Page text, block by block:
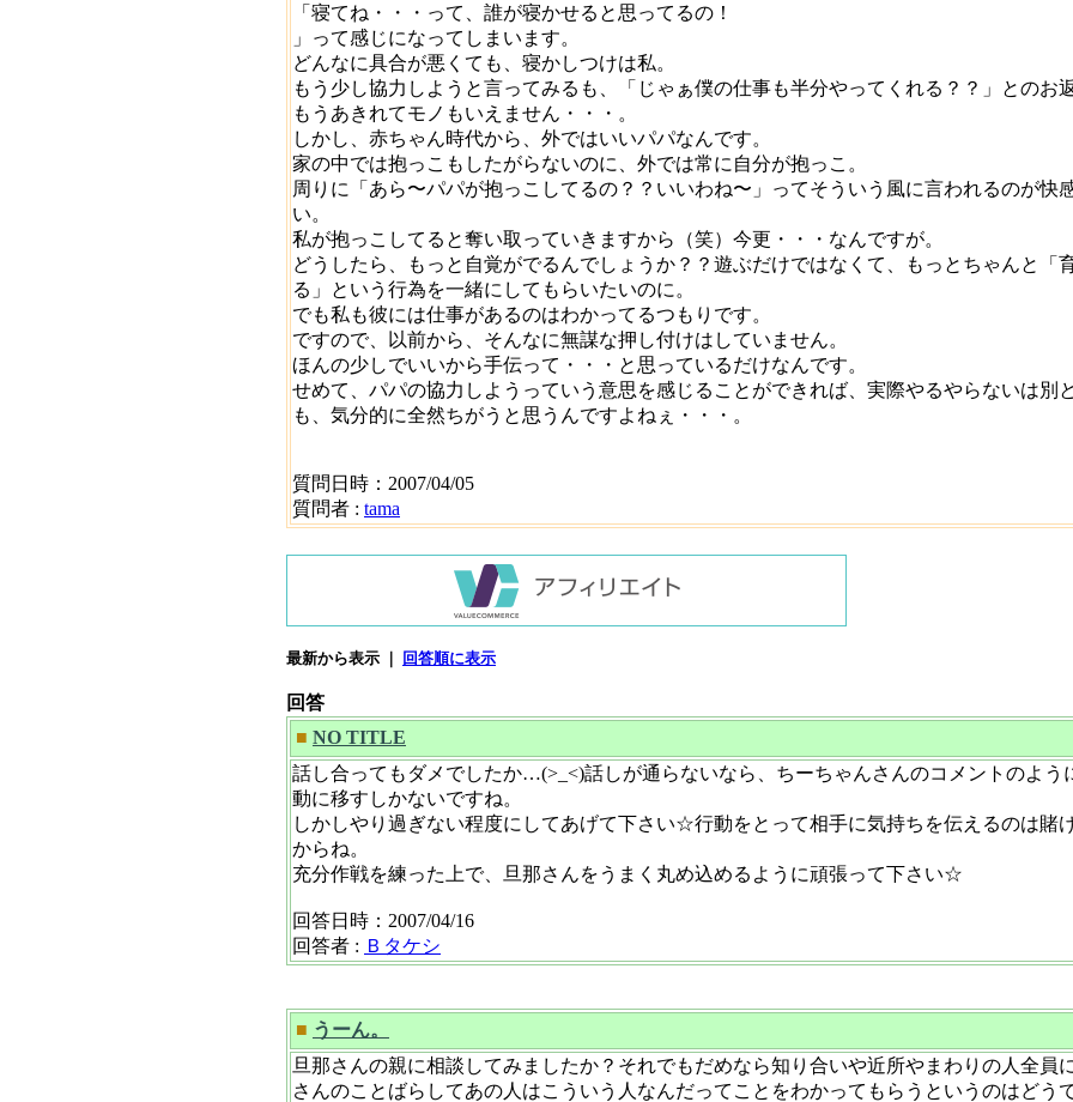
「寝てね・・・って、誰が寝かせると思ってるの！
」って感じになってしまいます。
どんなに具合が悪くても、寝かしつけは私。
もう少し協力しようと言ってみるも、「じゃぁ僕の仕事も半分やってくれる？？」とのお返
もうあきれてモノもいえません・・・。
しかし、赤ちゃん時代から、外ではいいパパなんです。
家の中では抱っこもしたがらないのに、外では常に自分が抱っこ。
周りに「あら〜パパが抱っこしてるの？？いいわね〜」ってそういう風に言われるのが快
い。
私が抱っこしてると奪い取っていきますから（笑）今更・・・なんですが。
どうしたら、もっと自覚がでるんでしょうか？？遊ぶだけではなくて、もっとちゃんと「
る」という行為を一緒にしてもらいたいのに。
でも私も彼には仕事があるのはわかってるつもりです。
ですので、以前から、そんなに無謀な押し付けはしていません。
ほんの少しでいいから手伝って・・・と思っているだけなんです。
せめて、パパの協力しようっていう意思を感じることができれば、実際やるやらないは別
も、気分的に全然ちがうと思うんですよねぇ・・・。
質問日時：2007/04/05
質問者 : tama
最新から表示 ｜ 回答順に表示
回答
■ NO TITLE
話し合ってもダメでしたか…(>_<)話しが通らないなら、ちーちゃんさんのコメントのよう
動に移すしかないですね。
しかしやり過ぎない程度にしてあげて下さい☆行動をとって相手に気持ちを伝えるのは賭
からね。
充分作戦を練った上で、旦那さんをうまく丸め込めるように頑張って下さい☆
回答日時：2007/04/16
回答者 : Ｂタケシ
■ うーん。
旦那さんの親に相談してみましたか？それでもだめなら知り合いや近所やまわりの人全員
さんのことばらしてあの人はこういう人なんだってことをわかってもらうというのはどう